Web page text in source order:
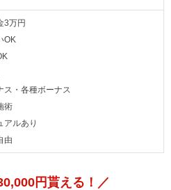
3万円
OK
ス・各種ボーナス
術
アルあり
由
円貰える！／